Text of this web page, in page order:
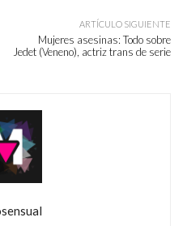
ARTÍCULO SIGUIENTE
Mujeres asesinas: Todo sobre
Jedet (Veneno), actriz trans de serie